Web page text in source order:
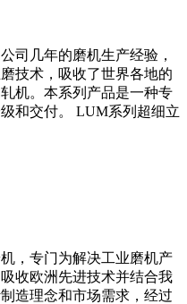
司几年的磨机生产经验，
技术，吸收了世界各地的
机。本系列产品是一种专
和交付。 LUM系列超细立
，专门为解决工业磨机产
收欧洲先进技术并结合我
造理念和市场需求，经过